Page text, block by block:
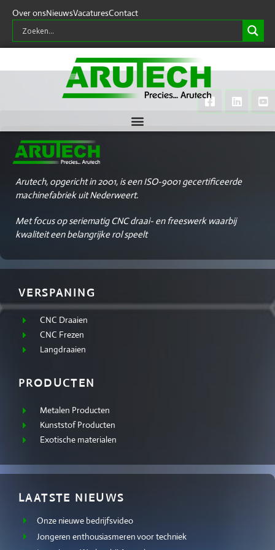
Over onsNieuwsVacaturesContact
Arutech, opgericht in 2001, is een ISO-9001 gecertificeerde
machinefabriek uit Nederweert.
Met focus op seriematig CNC draai- en freeswerk waarbij
kwaliteit een belangrijke rol speelt
VERSPANING
CNC Draaien
CNC Frezen
Langdraaien
PRODUCTEN
Metalen Producten
Kunststof Producten
Exotische materialen
LAATSTE NIEUWS
Onze nieuwe bedrijfsvideo
Jongeren enthousiasmeren voor techniek